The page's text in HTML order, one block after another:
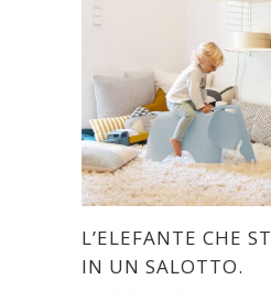
L’ELEFANTE CHE
IN UN SALOTTO.